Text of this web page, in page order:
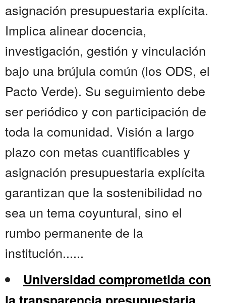
asignación presupuestaria explícita.
Implica alinear docencia,
investigación, gestión y vinculación
bajo una brújula común (los ODS, el
Pacto Verde). Su seguimiento debe
ser periódico y con participación de
toda la comunidad. Visión a largo
plazo con metas cuantificables y
asignación presupuestaria explícita
garantizan que la sostenibilidad no
sea un tema coyuntural, sino el
rumbo permanente de la
institución......
Universidad comprometida con